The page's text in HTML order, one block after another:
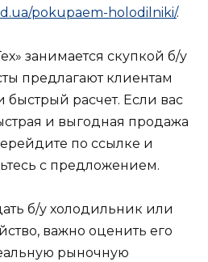
pokupaem-holodilniki/.
занимается скупкой б/у
предлагают клиентам
расчет. Если вас
и выгодная продажа
по ссылке и
с предложением.
б/у холодильник или
важно оценить его
рыночную